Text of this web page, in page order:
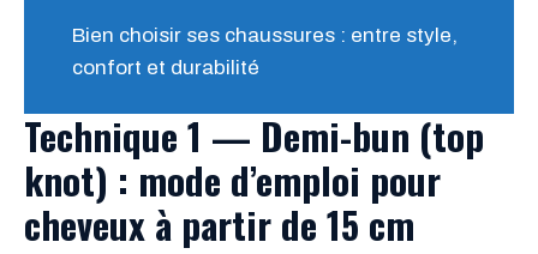
Bien choisir ses chaussures : entre style,
confort et durabilité
Technique 1 — Demi-bun (top
knot) : mode d’emploi pour
cheveux à partir de 15 cm